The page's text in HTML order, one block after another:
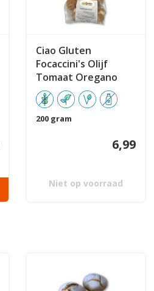
Ciao Gluten
Focaccini's Olijf
Tomaat Oregano
200 gram
6,99
Niet op voorraad